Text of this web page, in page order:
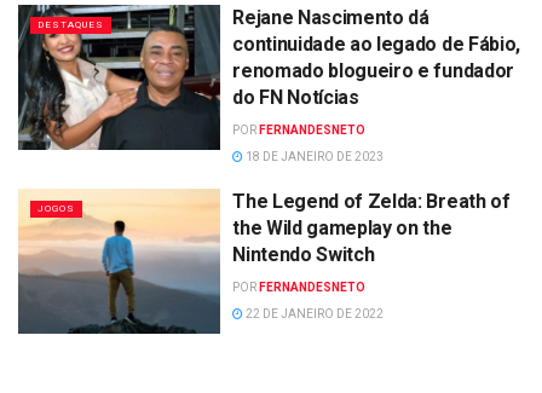
DESTAQUES
Rejane Nascimento dá
continuidade ao legado de Fábio,
renomado blogueiro e fundador
do FN Notícias
POR FERNANDESNETO
18 DE JANEIRO DE 2023
JOGOS
The Legend of Zelda: Breath of
the Wild gameplay on the
Nintendo Switch
POR FERNANDESNETO
22 DE JANEIRO DE 2022